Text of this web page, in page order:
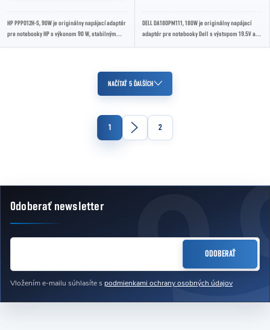
HP PPP012H-S, 90W je originálny napájací adaptér
pre notebooky HP s výkonom 90 W, stabilným
DELL DA180PM111, 180W je originálny napájací
adaptér pre notebooky Dell s výstupom 19.5V a
Ovládacie prvky výpisu
NAČÍTAŤ 5 ĎALŠÍCH
1 2
Zápätie
Odoberať newsletter
Vložením e-mailu súhlasíte s podmienkami ochrany osobných údajov
ODOBERAŤ